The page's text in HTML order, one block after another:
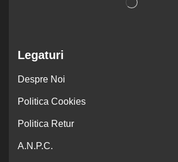
Legaturi
Despre Noi
Politica Cookies
Politica Retur
A.N.P.C.